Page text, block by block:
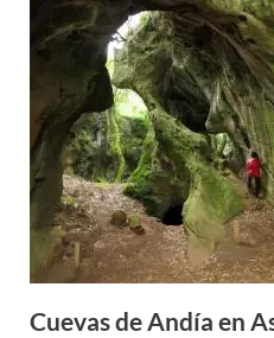
Cuevas de Andía en